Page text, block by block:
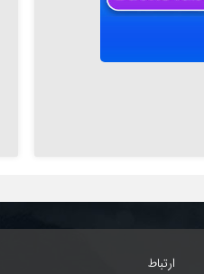
ارتباط